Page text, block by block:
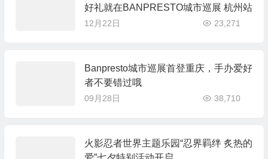
好礼就在BANPRESTO城市巡展 杭州站
12月22日 23,271
Banpresto城市巡展首登重庆，手办爱好
者不要错过哦
09月28日 38,710
火影忍者世界主题乐园“忍界羁绊 炙热的